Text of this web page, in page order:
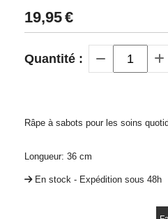
19,95€
Quantité :
Râpe à sabots pour les soins
Longueur: 36 cm
En stock - Expédition sous 48h